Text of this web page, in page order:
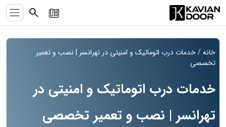
search
خانه/ خدمات درب اتوماتیک و امنیتی در تهرانسر | نصب و تعمیر
تخصصی
خدمات درب اتوماتیک و امنیتی در
تهرانسر | نصب و تعمیر تخصصی